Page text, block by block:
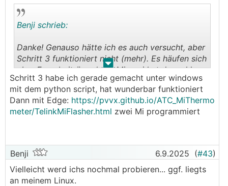
Standardgehäuse passen.
Der Haken, alleine zahlt sich das eher nicht aus. Die
das Relais muss ich auch noch dazubauen. Alles WiFi
(oder BLE) will ich eigentlich auch nicht und diese
Lösung könnte auch mit Modbus-Sensoren umgehen.
Hat hier irgendjemand ähnliche Anforderungen, HW
und SW kann ich, Zeit ist etwas bescheiden.
. .
Benji schrieb:
Danke! Genauso hätte ich es auch versucht, aber
Schritt 3 funktioniert nicht (mehr). Es häufen sich
aber Forenbeiträge dazu, Miaomi hat da wohl
(kürzlich) reagiert.
ist momentan leider etwas frustrierend.
Schritt 3 habe ich gerade gemacht unter windows
mit dem python script, hat wunderbar funktioniert
Dann mit Edge: https://pvvx.github.io/ATC_MiThermo
meter/TelinkMiFlasher.html zwei Mi programmiert
Benji 6.9.2025 (#43)
Vielleicht werd ichs nochmal probieren... ggf. liegts
an meinem Linux.